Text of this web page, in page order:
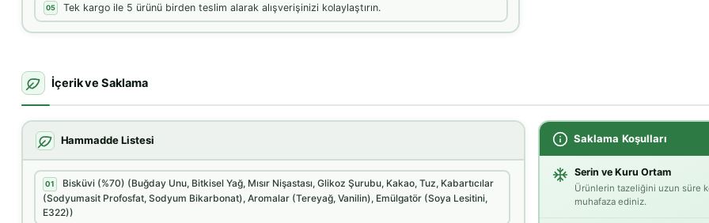
05 Tek kargo ile 5 ürünü birden teslim alarak alışverişinizi kolaylaştırın.
İçerik ve Saklama
Hammadde Listesi
01
Bisküvi (%70) (Buğday Unu, Bitkisel Yağ, Mısır Nişastası, Glikoz Şurubu, Kakao, Tuz, Kabartıcılar
(Sodyumasit Profosfat, Sodyum Bikarbonat), Aromalar (Tereyağ, Vanilin), Emülgatör (Soya Lesitini,
E322))
Saklama Koşulları
Serin ve Kuru Ortam
Ürünlerin tazeliğini uzun süre
muhafaza ediniz.